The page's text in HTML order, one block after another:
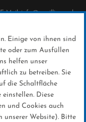
E-Mail: info@sc-willingen.de
Einige von ihnen sind
oder zum Ausfüllen
helfen unser
zu betreiben. Sie
die Schaltfläche
Diese
und Cookies auch
unserer Website). Bitte